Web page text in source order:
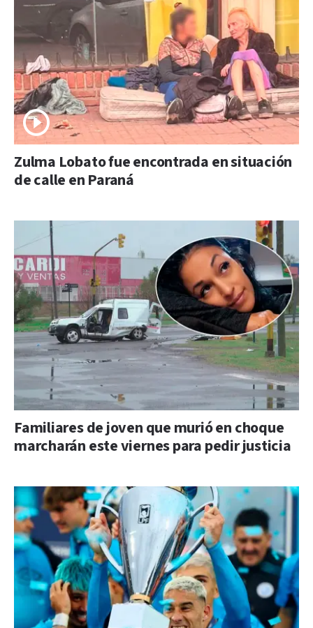
Zulma Lobato fue encontrada en situación
de calle en Paraná
Familiares de joven que murió en choque
marcharán este viernes para pedir justicia